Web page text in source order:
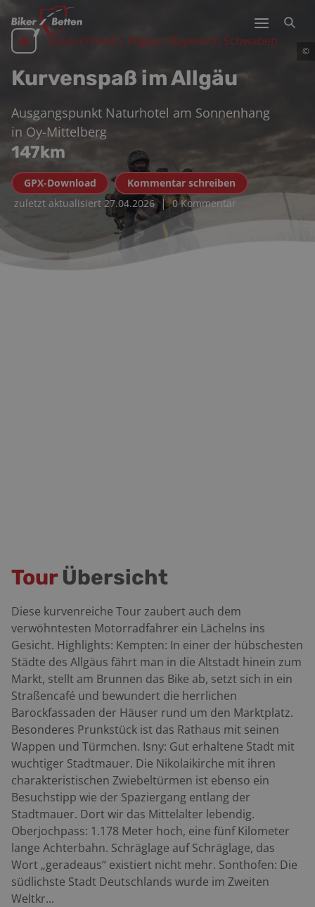
©
Deutschland | Allgäu / Bayerisch Schwaben
Kurvenspaß im Allgäu
Ausgangspunkt Naturhotel am Sonnenhang
in Oy-Mittelberg
147km
GPX-Download
Kommentar schreiben
zuletzt aktualisiert 27.04.2026 | 0 Kommentar
Tour Übersicht
Diese kurvenreiche Tour zaubert auch dem
verwöhntesten Motorradfahrer ein Lächelns ins
Gesicht. Highlights: Kempten: In einer der hübschesten
Städte des Allgäus fährt man in die Altstadt hinein zum
Markt, stellt am Brunnen das Bike ab, setzt sich in ein
Straßencafé und bewundert die herrlichen
Barockfassaden der Häuser rund um den Marktplatz.
Besonderes Prunkstück ist das Rathaus mit seinen
Wappen und Türmchen. Isny: Gut erhaltene Stadt mit
wuchtiger Stadtmauer. Die Nikolaikirche mit ihren
charakteristischen Zwiebeltürmen ist ebenso ein
Besuchstipp wie der Spaziergang entlang der
Stadtmauer. Dort wir das Mittelalter lebendig.
Oberjochpass: 1.178 Meter hoch, eine fünf Kilometer
lange Achterbahn. Schräglage auf Schräglage, das
Wort „geradeaus“ existiert nicht mehr. Sonthofen: Die
südlichste Stadt Deutschlands wurde im Zweiten
Weltkr...